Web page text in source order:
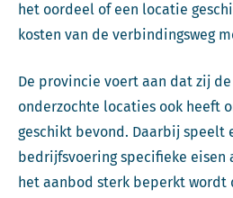
het oordeel of een locatie
kosten van de verbindingsweg
De provincie voert aan dat zij
onderzochte locaties ook heeft
geschikt bevond. Daarbij speelt
bedrijfsvoering specifieke eisen
het aanbod sterk beperkt wordt